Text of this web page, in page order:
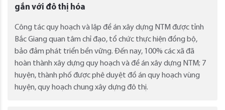
gắn với đô thị hóa
Công tác quy hoạch và lập đề án xây dựng NTM được tỉnh
Bắc Giang quan tâm chỉ đạo, tổ chức thực hiện đồng bộ,
bảo đảm phát triển bền vững. Đến nay, 100% các xã đã
hoàn thành xây dựng quy hoạch và đề án xây dựng NTM; 7
huyện, thành phố được phê duyệt đồ án quy hoạch vùng
huyện, quy hoạch chung xây dựng đô thị.